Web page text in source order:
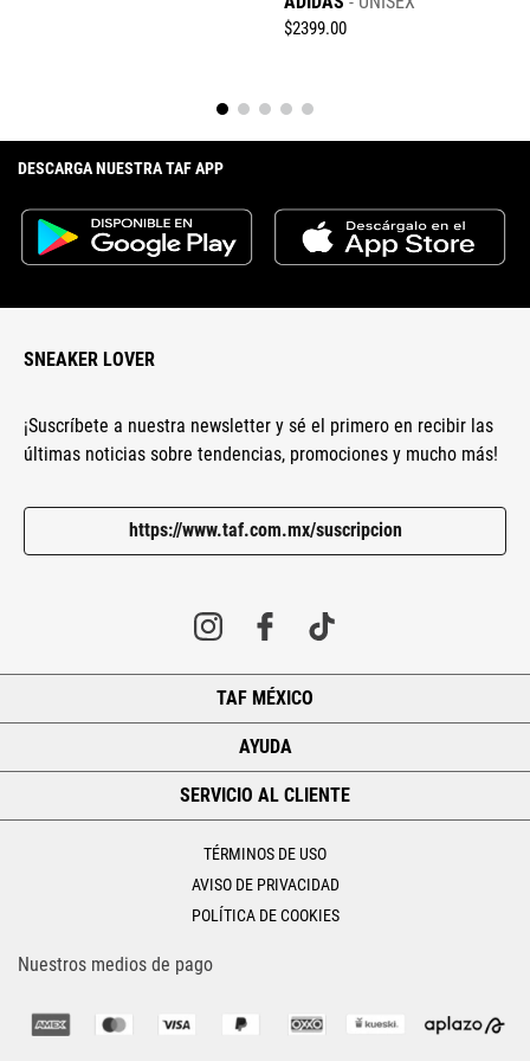
$2399.00
DESCARGA NUESTRA TAF APP
SNEAKER LOVER
¡Suscríbete a nuestra newsletter y sé el primero en recibir las
últimas noticias sobre tendencias, promociones y mucho más!
https://www.taf.com.mx/suscripcion
TAF MÉXICO
AYUDA
SERVICIO AL CLIENTE
TÉRMINOS DE USO
AVISO DE PRIVACIDAD
POLÍTICA DE COOKIES
Nuestros medios de pago